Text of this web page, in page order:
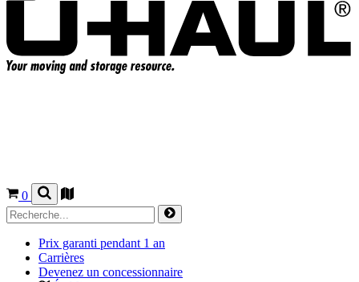
0
Prix garanti pendant 1 an
Carrières
Devenez un concessionnaire